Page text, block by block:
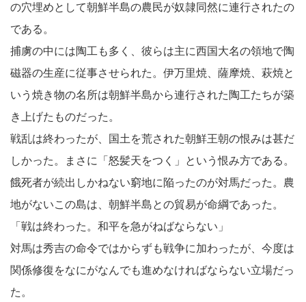
の穴埋めとして朝鮮半島の農民が奴隷同然に連行されたの
である。
捕虜の中には陶工も多く、彼らは主に西国大名の領地で陶
磁器の生産に従事させられた。伊万里焼、薩摩焼、萩焼と
いう焼き物の名所は朝鮮半島から連行された陶工たちが築
き上げたものだった。
戦乱は終わったが、国土を荒された朝鮮王朝の恨みは甚だ
しかった。まさに「怒髪天をつく」という恨み方である。
餓死者が続出しかねない窮地に陥ったのが対馬だった。農
地がないこの島は、朝鮮半島との貿易が命綱であった。
「戦は終わった。和平を急がねばならない」
対馬は秀吉の命令ではからずも戦争に加わったが、今度は
関係修復をなにがなんでも進めなければならない立場だっ
た。